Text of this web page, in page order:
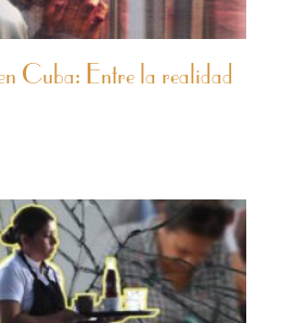
Cuba: Entre la realidad